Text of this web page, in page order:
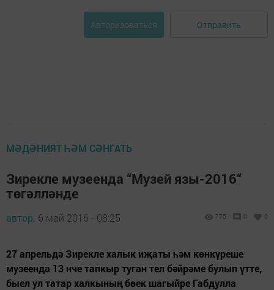
Авторизоваться Отправить
МӘДӘНИЯТ ҺӘМ СӘНГАТЬ
Зирекле музеенда “Музей язы-2016“
төгәлләнде
автор, 6 май 2016 - 08:25 775 0 0
27 апрельдә Зирекле халык иҗаты һәм көнкүреше
музеенда 13 нче тапкыр туган тел бәйрәме булып үтте,
быел ул татар халкының бөек шагыйре Габдулла